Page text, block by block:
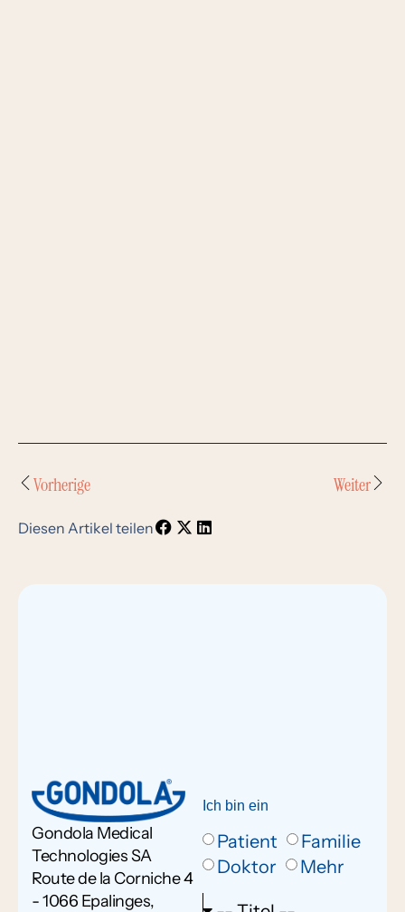
Vorherige Weiter
Diesen Artikel teilen
Gondola Medical
Technologies SA
Route de la Corniche 4
- 1066 Epalinges,
Ich bin ein
Patient
Familie
Doktor
Mehr